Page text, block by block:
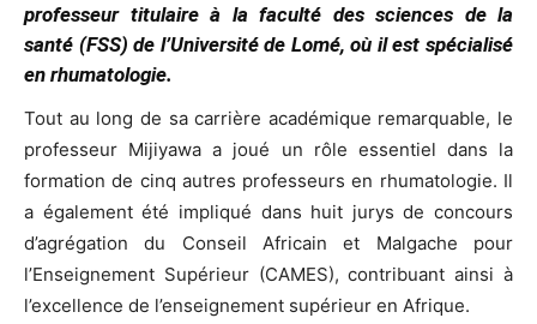
professeur titulaire à la faculté des sciences de la
santé (FSS) de l’Université de Lomé, où il est spécialisé
en rhumatologie.
Tout au long de sa carrière académique remarquable, le
professeur Mijiyawa a joué un rôle essentiel dans la
formation de cinq autres professeurs en rhumatologie. Il
a également été impliqué dans huit jurys de concours
d’agrégation du Conseil Africain et Malgache pour
l’Enseignement Supérieur (CAMES), contribuant ainsi à
l’excellence de l’enseignement supérieur en Afrique.